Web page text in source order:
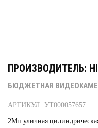
ПРОИЗВОДИТЕЛЬ:
БЮДЖЕТНАЯ
АРТИКУЛ: УТ000057657
2Мп уличная